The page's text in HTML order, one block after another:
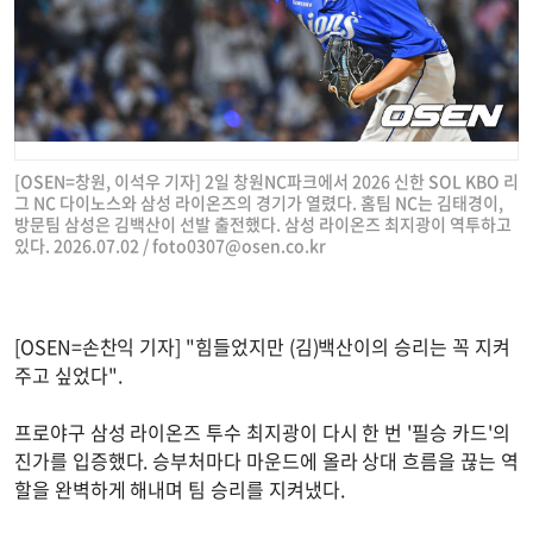
[OSEN=창원, 이석우 기자] 2일 창원NC파크에서 2026 신한 SOL KBO 리
그 NC 다이노스와 삼성 라이온즈의 경기가 열렸다. 홈팀 NC는 김태경이,
방문팀 삼성은 김백산이 선발 출전했다. 삼성 라이온즈 최지광이 역투하고
있다. 2026.07.02 /foto0307@osen.co.kr
[OSEN=손찬익 기자] "힘들었지만 (김)백산이의 승리는 꼭 지켜
주고 싶었다".
프로야구 삼성 라이온즈 투수 최지광이 다시 한 번 '필승 카드'의
진가를 입증했다. 승부처마다 마운드에 올라 상대 흐름을 끊는 역
할을 완벽하게 해내며 팀 승리를 지켜냈다.